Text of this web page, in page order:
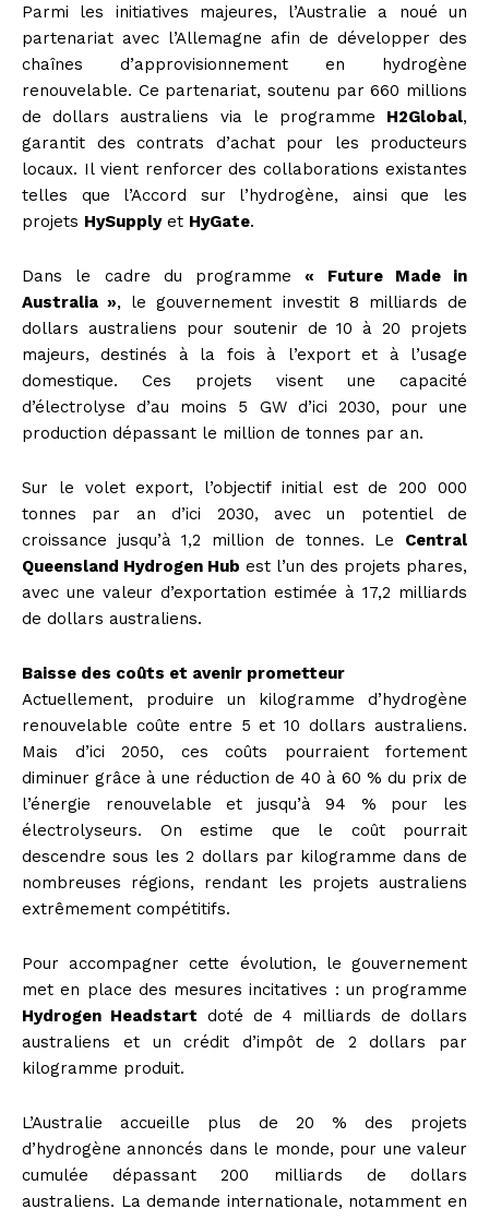
Parmi les initiatives majeures, l’Australie a noué un
partenariat avec l’Allemagne afin de développer des
chaînes d’approvisionnement en hydrogène
renouvelable. Ce partenariat, soutenu par 660 millions
de dollars australiens via le programme H2Global,
garantit des contrats d’achat pour les producteurs
locaux. Il vient renforcer des collaborations existantes
telles que l’Accord sur l’hydrogène, ainsi que les
projets HySupplyet HyGate.
Dans le cadre du programme« Future Made in
Australia », le gouvernement investit 8 milliards de
dollars australiens pour soutenir de 10 à 20 projets
majeurs, destinés à la fois à l’export et à l’usage
domestique. Ces projets visent une capacité
d’électrolyse d’au moins 5 GW d’ici 2030, pour une
production dépassant le million de tonnes par an.
Sur le volet export, l’objectif initial est de 200 000
tonnes par an d’ici 2030, avec un potentiel de
croissance jusqu’à 1,2 million de tonnes. Le Central
Queensland Hydrogen Hub est l’un des projets phares,
avec une valeur d’exportation estimée à 17,2 milliards
de dollars australiens.
Baisse des coûts et avenir prometteur
Actuellement, produire un kilogramme d’hydrogène
renouvelable coûte entre 5 et 10 dollars australiens.
Mais d’ici 2050, ces coûts pourraient fortement
diminuer grâce à une réduction de 40 à 60 % du prix de
l’énergie renouvelable et jusqu’à 94 % pour les
électrolyseurs. On estime que le coût pourrait
descendre sous les 2 dollars par kilogramme dans de
nombreuses régions, rendant les projets australiens
extrêmement compétitifs.
Pour accompagner cette évolution, le gouvernement
met en place des mesures incitatives : un programme
Hydrogen Headstart doté de 4 milliards de dollars
australiens et un crédit d’impôt de 2 dollars par
kilogramme produit.
L’Australie accueille plus de 20 % des projets
d’hydrogène annoncés dans le monde, pour une valeur
cumulée dépassant 200 milliards de dollars
australiens. La demande internationale, notamment en